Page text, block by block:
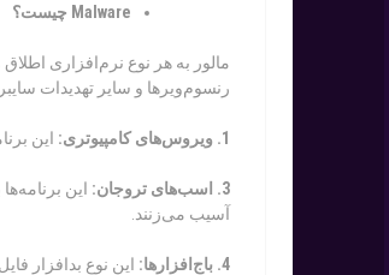
Malware چیست؟
مالور به هر نوع نرم‌افزاری
رنسوم‌ویرها و سایر تهدیدات
1. ویروس‌های کامپیوتری: این
3. اسب‌های ترو جان: این
آسیب می‌زنند.
4. باج‌افزارها: این نوع بدافزار